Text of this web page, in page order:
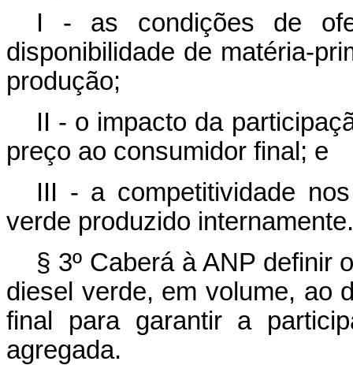
I - as condições de
disponibilidade de matéria-
produção;
II - o impacto da
preço ao consumidor final; e
III - a competitividade
verde produzido internamente.
§ 3º Caberá à ANP definir
diesel verde, em volume, ao
final para garantir a
agregada.